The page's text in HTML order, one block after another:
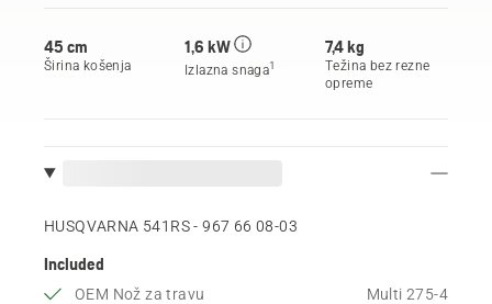
45 cm
Širina košenja
1,6 kW
Izlazna snaga1
7,4 kg
Težina bez rezne
opreme
HUSQVARNA 541RS - 967 66 08‑03
Included
OEM Nož za travu
Multi 275-4